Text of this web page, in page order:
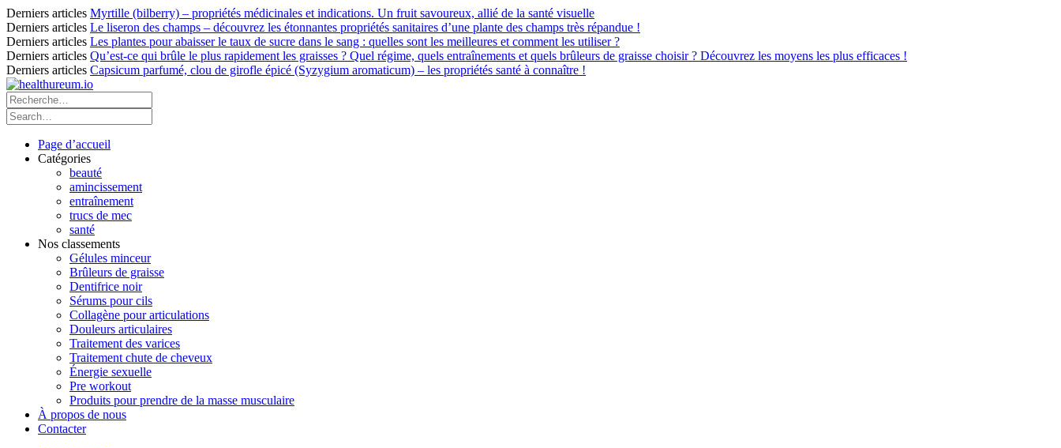
Derniers articles Myrtille (bilberry) – propriétés médicinales et indications. Un fruit savoureux, allié de la santé visuelle
Derniers articles Le liseron des champs – découvrez les étonnantes propriétés sanitaires d’une plante des champs très répandue !
Derniers articles Les plantes pour abaisser le taux de sucre dans le sang : quelles sont les meilleures et comment les utiliser ?
Derniers articles Qu’est-ce qui brûle le plus rapidement les graisses ? Quel régime, quels entraînements et quels brûleurs de graisse choisir ? Découvrez les moyens les plus efficaces !
Derniers articles Capsicum parfumé, clou de girofle épicé (Syzygium aromaticum) – les propriétés santé à connaître !
Page d’accueil
Catégories
beauté
amincissement
entraînement
trucs de mec
santé
Nos classements
Gélules minceur
Brûleurs de graisse
Dentifrice noir
Sérums pour cils
Collagène pour articulations
Douleurs articulaires
Traitement des varices
Traitement chute de cheveux
Énergie sexuelle
Pre workout
Produits pour prendre de la masse musculaire
À propos de nous
Contacter